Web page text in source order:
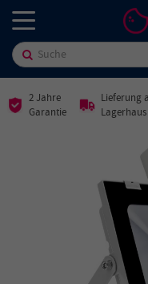
2 Jahre
Garantie
Lieferung
Lagerhaus